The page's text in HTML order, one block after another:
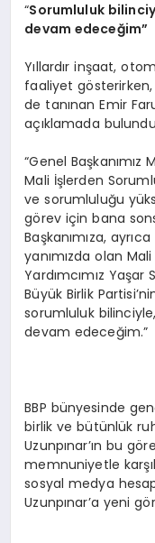
“Sorumluluk
devam edeceğim”
Yıllardır inşaat,
faaliyet
de tanınan Emir
açıklamada
“Genel
Mali İşlerden
ve sorumluluğu
görev için bana
Başkanımıza,
yanımızda olan
Yardımcımız Yaşar
Büyük Birlik
sorumluluk
devam edeceğim.”
BBP bünyesinde
birlik ve bütünlük
Uzunpınar’ın bu
memnuniyetle
sosyal medya
Uzunpınar’a yeni